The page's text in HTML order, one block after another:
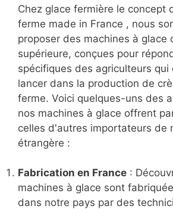
Chez glace fermière le concept
ferme made in France , nous
proposer des machines à glace
supérieure, conçues pour
spécifiques des agriculteurs qui
lancer dans la production de
ferme. Voici quelques-uns des
nos machines à glace offrent
celles d'autres importateurs de
étrangère :
Fabrication en France :
machines à glace sont
dans notre pays par des